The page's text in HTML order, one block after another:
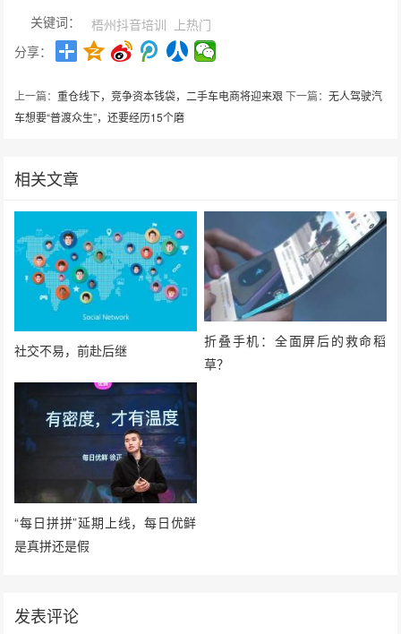
关键词： 梧州抖音培训
上热门
分享：
上一篇：重仓线下，竞争资本钱袋，二手车电商将迎来艰 下一篇：无人驾驶汽
车想要“普渡众生”，还要经历15个磨
相关文章
社交不易，前赴后继
折叠手机：全面屏后的救命稻
草？
“每日拼拼”延期上线，每日优鲜
是真拼还是假
发表评论